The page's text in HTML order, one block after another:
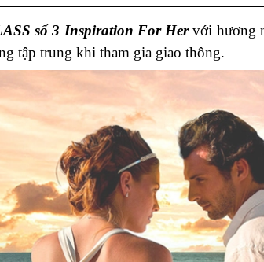
số 3 Inspiration For Her với hương
tập trung khi tham gia giao thông.